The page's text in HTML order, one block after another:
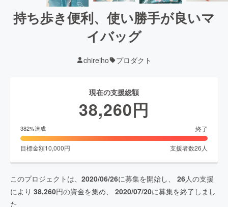
持ち歩き便利、使い勝手が良いマ
イバッグ
chireiho プロダクト
現在の支援総額
38,260円
382%達成 終了
目標金額10,000円 支援者数26 人
このプロジェクトは、 2020/06/26に募集を開始し、 26人の支援
により 38,260円の資金を集め、 2020/07/20に募集を終了しまし
た